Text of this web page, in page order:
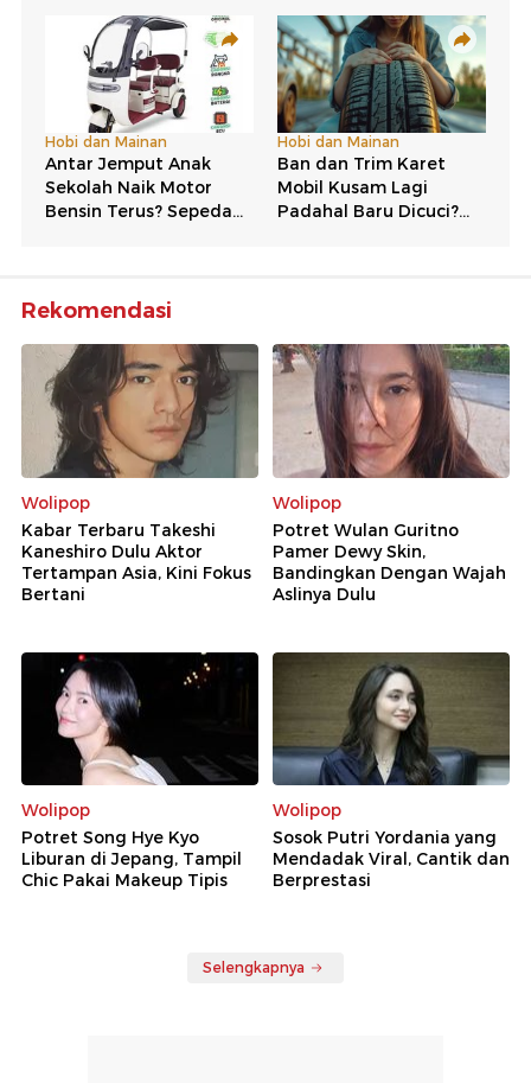
Rekomendasi
Wolipop
Kabar Terbaru Takeshi
Kaneshiro Dulu Aktor
Tertampan Asia, Kini Fokus
Bertani
Wolipop
Potret Wulan Guritno
Pamer Dewy Skin,
Bandingkan Dengan Wajah
Aslinya Dulu
Wolipop
Potret Song Hye Kyo
Liburan di Jepang, Tampil
Chic Pakai Makeup Tipis
Wolipop
Sosok Putri Yordania yang
Mendadak Viral, Cantik dan
Berprestasi
Selengkapnya